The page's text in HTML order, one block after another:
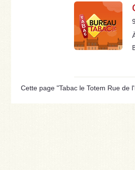
Cette page "Tabac le Totem Rue de